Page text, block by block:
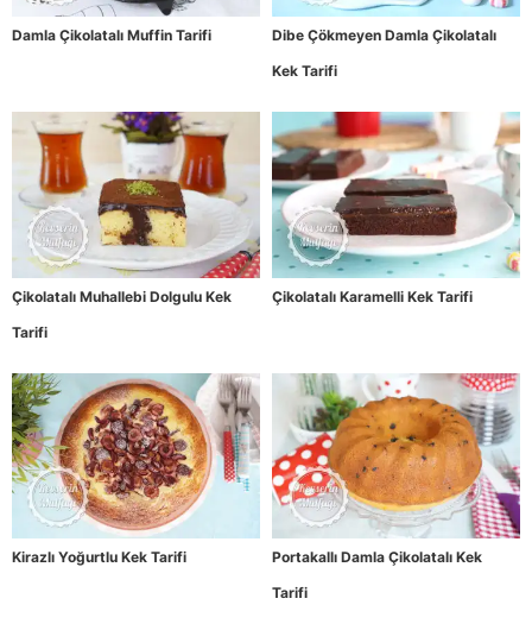
Damla Çikolatalı Muffin Tarifi
Dibe Çökmeyen Damla Çikolatalı
Kek Tarifi
Çikolatalı Muhallebi Dolgulu Kek
Tarifi
Çikolatalı Karamelli Kek Tarifi
Kirazlı Yoğurtlu Kek Tarifi
Portakallı Damla Çikolatalı Kek
Tarifi